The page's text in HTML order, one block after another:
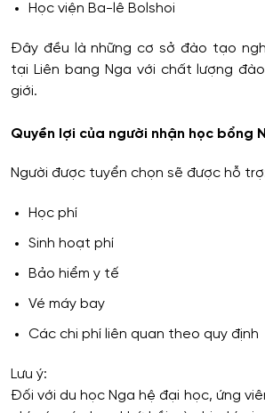
Học viện Ba-lê Bolshoi
Đây đều là những cơ sở đào tạo
tại Liên bang Nga với chất lượng
giới.
Quyền lợi của người nhận học bổng
Người được tuyển chọn sẽ được hỗ
Học phí
Sinh hoạt phí
Bảo hiểm y tế
Vé máy bay
Các chi phí liên quan theo quy định
Lưu ý:
Đối với du học Nga hệ đại học, ứng